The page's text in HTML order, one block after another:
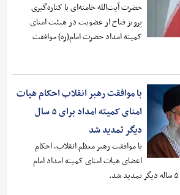
حضرت آیت‌الله خامنه‌ای با کناره‌گیری
پرویز فتاح از عضویت در هیئت امنای
کمیته امداد حضرت امام(ره) موافقت
با موافقت رهبر انقلاب احکام هیات
امنای کمیته امداد برای ۵ سال
دیگر تمدید شد
با موافقت رهبر معظم انقلاب، احکام
اعضای هیات امنای کمیته امداد امام